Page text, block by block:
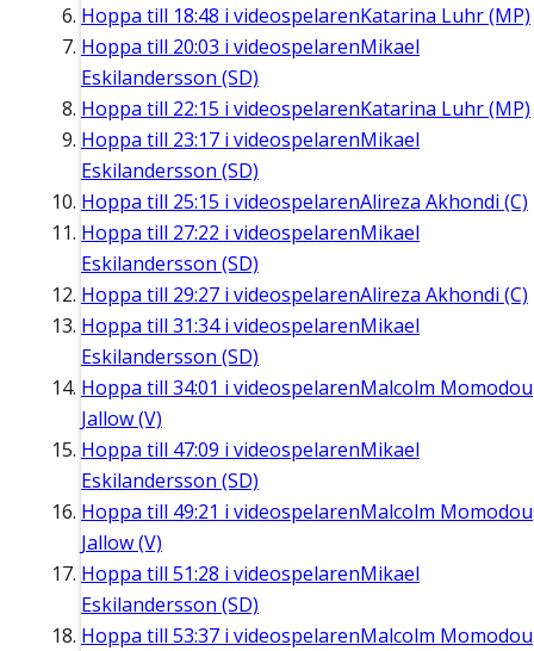
Hoppa till 18:48 i videospelarenKatarina Luhr (MP)
Hoppa till 20:03 i videospelarenMikael
Eskilandersson (SD)
Hoppa till 22:15 i videospelarenKatarina Luhr (MP)
Hoppa till 23:17 i videospelarenMikael
Eskilandersson (SD)
Hoppa till 25:15 i videospelarenAlireza Akhondi (C)
Hoppa till 27:22 i videospelarenMikael
Eskilandersson (SD)
Hoppa till 29:27 i videospelarenAlireza Akhondi (C)
Hoppa till 31:34i videospelarenMikael
Eskilandersson (SD)
Hoppa till 34:01 i videospelarenMalcolm Momodou
Jallow (V)
Hoppa till 47:09 i videospelarenMikael
Eskilandersson (SD)
Hoppa till 49:21 i videospelarenMalcolm Momodou
Jallow (V)
Hoppa till 51:28 i videospelarenMikael
Eskilandersson (SD)
Hoppa till 53:37 i videospelarenMalcolm Momodou